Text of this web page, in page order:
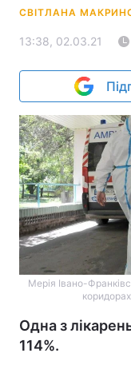
СВІТЛАНА
13:38, 02.03.21
Мерія Івано-
Одна з
114%.